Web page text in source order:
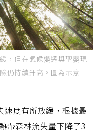
，但在氣候變遷與聖嬰現
仍持續升高。圖為示意
速度有所放緩，根據最
帶森林流失量下降了3